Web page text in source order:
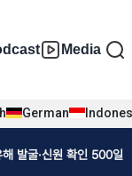
tiện
Media
German
발굴·신원 확인 500일